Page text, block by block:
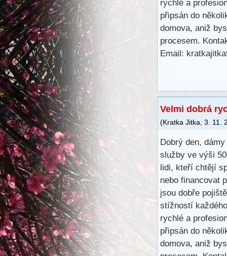
rychlé a
připsán do
domova, aniž
procesem.
Email:
Velmi dobrá
(Kratka Jitka 3. 11.
Dobrý den,
služby ve výši
lidi, kteří chtějí
nebo financovat
jsou dobře
stížností
rychlé a
připsán do
domova, aniž